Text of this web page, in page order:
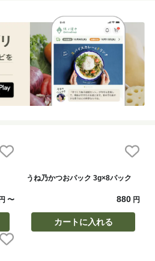
〜
うね乃かつおパック 3g×8パック
880 円
カートに入れる